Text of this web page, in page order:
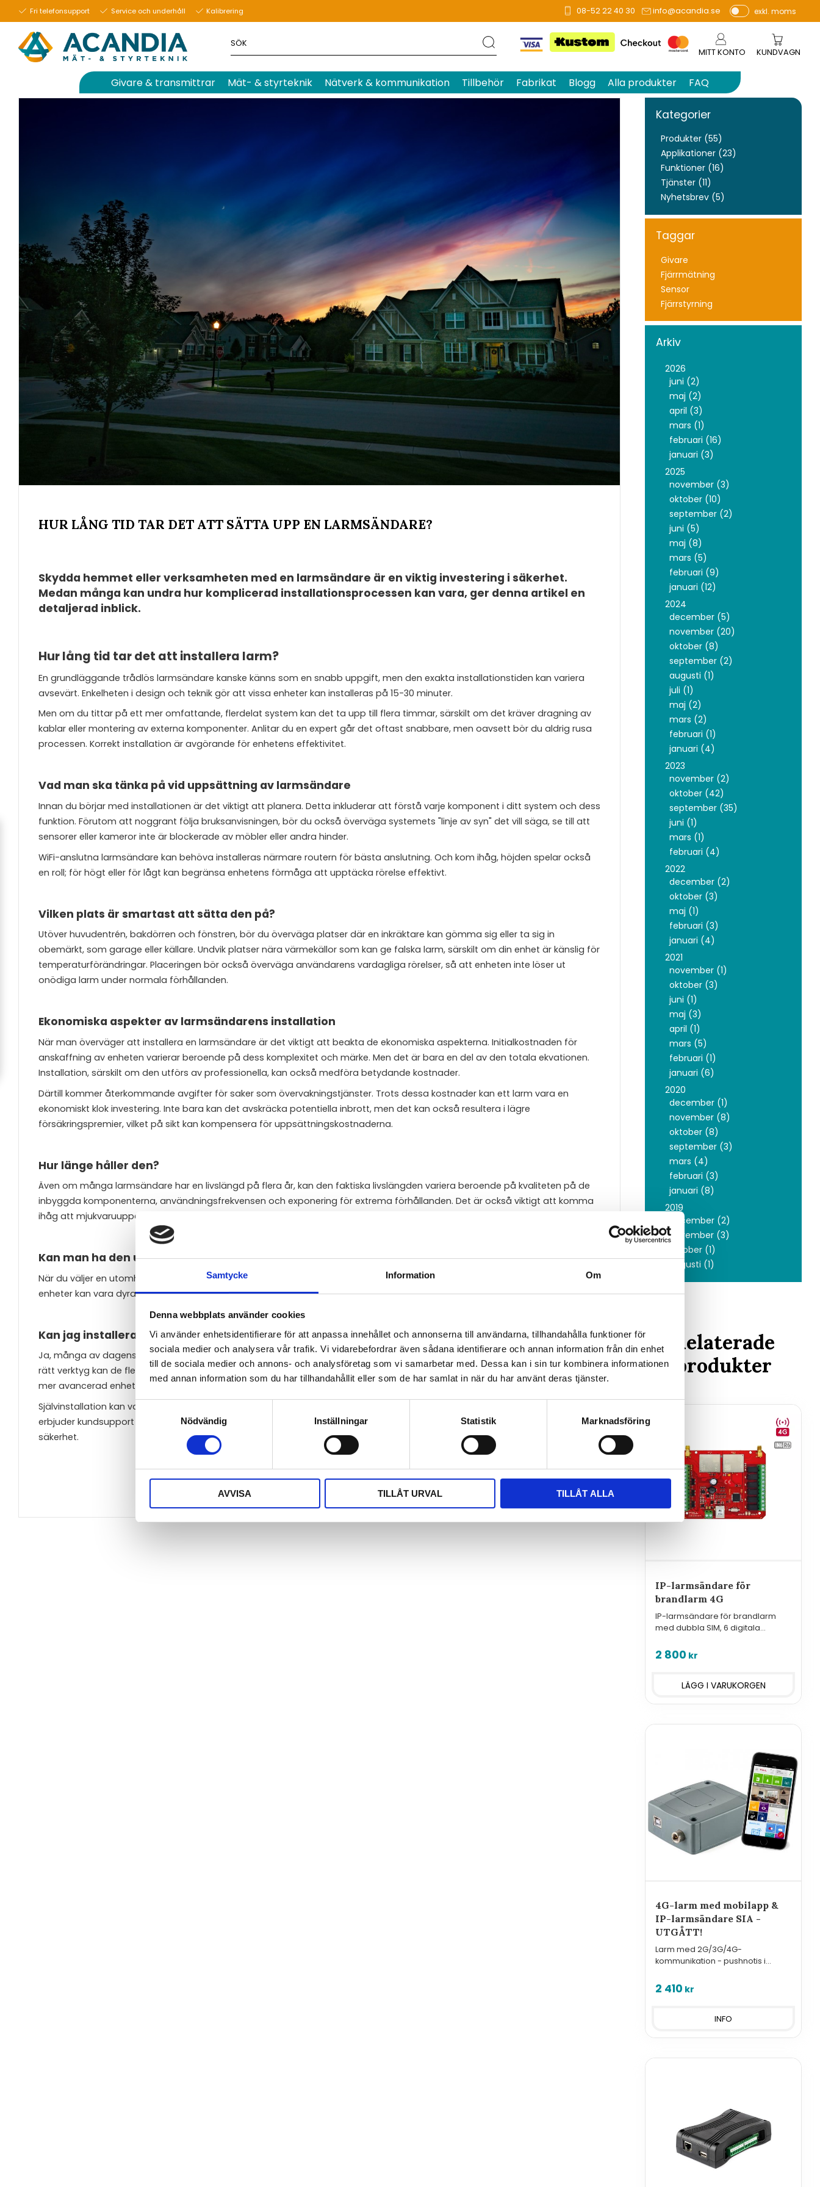
Samtycke Information Om
Denna webbplats använder cookies
Vi använder enhetsidentifierare för att anpassa innehållet och annonserna till användarna, tillhandahålla funktioner för
sociala medier och analysera vår trafik. Vi vidarebefordrar även sådana identifierare och annan information från din enhet
till de sociala medier och annons- och analysföretag som vi samarbetar med. Dessa kan i sin tur kombinera informationen
med annan information som du har tillhandahållit eller som de har samlat in när du har använt deras tjänster.
Samtyckesval
Nödvändig
Inställningar Statistik Marknadsföring
AVVISA TILLÅT URVAL TILLÅT ALLA
Fri telefonsupport Service och underhåll Kalibrering 08-52 22 40 30 info@acandia.se
P
e
r
vi
exkl. moms
MITT KONTO KUNDVAGN
Givare & transmittrar Mät- & styrteknik Nätverk & kommunikation Tillbehör Fabrikat Blogg Alla produkter FAQ
HUR LÅNG TID TAR DET ATT SÄTTA UPP EN LARMSÄNDARE?
Skydda hemmet eller verksamheten med en larmsändare är en viktig investering i säkerhet.
Medan många kan undra hur komplicerad installationsprocessen kan vara, ger denna artikel en
detaljerad inblick.
Hur lång tid tar det att installera larm?
En grundläggande trådlös larmsändare kanske känns som en snabb uppgift, men den exakta installationstiden kan variera
avsevärt. Enkelheten i design och teknik gör att vissa enheter kan installeras på 15-30 minuter.
Men om du tittar på ett mer omfattande, flerdelat system kan det ta upp till flera timmar, särskilt om det kräver dragning av
kablar eller montering av externa komponenter. Anlitar du en expert går det oftast snabbare, men oavsett bör du aldrig rusa
processen. Korrekt installation är avgörande för enhetens effektivitet.
Vad man ska tänka på vid uppsättning av larmsändare
Innan du börjar med installationen är det viktigt att planera. Detta inkluderar att förstå varje komponent i ditt system och dess
funktion. Förutom att noggrant följa bruksanvisningen, bör du också överväga systemets "linje av syn" det vill säga, se till att
sensorer eller kameror inte är blockerade av möbler eller andra hinder.
WiFi-anslutna larmsändare kan behöva installeras närmare routern för bästa anslutning. Och kom ihåg, höjden spelar också
en roll; för högt eller för lågt kan begränsa enhetens förmåga att upptäcka rörelse effektivt.
Vilken plats är smartast att sätta den på?
Utöver huvudentrén, bakdörren och fönstren, bör du överväga platser där en inkräktare kan gömma sig eller ta sig in
obemärkt, som garage eller källare. Undvik platser nära värmekällor som kan ge falska larm, särskilt om din enhet är känslig för
temperaturförändringar. Placeringen bör också överväga användarens vardagliga rörelser, så att enheten inte löser ut
onödiga larm under normala förhållanden.
Ekonomiska aspekter av larmsändarens installation
När man överväger att installera en larmsändare är det viktigt att beakta de ekonomiska aspekterna. Initialkostnaden för
anskaffning av enheten varierar beroende på dess komplexitet och märke. Men det är bara en del av den totala ekvationen.
Installation, särskilt om den utförs av professionella, kan också medföra betydande kostnader.
Därtill kommer återkommande avgifter för saker som övervakningstjänster. Trots dessa kostnader kan ett larm vara en
ekonomiskt klok investering. Inte bara kan det avskräcka potentiella inbrott, men det kan också resultera i lägre
försäkringspremier, vilket på sikt kan kompensera för uppsättningskostnaderna.
Hur länge håller den?
Även om många larmsändare har en livslängd på flera år, kan den faktiska livslängden variera beroende på kvaliteten på de
inbyggda komponenterna, användningsfrekvensen och exponering för extrema förhållanden. Det är också viktigt att komma
ihåg att mjukvaruuppdateringar kan vara nödvändiga över tid för att bibehålla enhetens funktion och säkerhet.
Kan man ha den utomhus?
När du väljer en utomhusmodell, se till att enheten är IP-klassad, vilket indikerar dess tålighet mot damm och vatten. Dessa
enheter kan vara dyrare, men de är ofta byggda för att tåla svåra klimatförhållanden.
Kan jag installera den själv?
Ja, många av dagens larmsändare är designade för att vara "gör-det-själv"-vänliga. Med en tydlig instruktionsmanual och
rätt verktyg kan de flesta installera en larmsändare utan professionell hjälp. Men om du är osäker på processen eller har en
mer avancerad enhet kan det vara klokt att anlita en professionell installatör.
Självinstallation kan vara kostnadseffektivt, men om du inte är tekniskt kunnig kan det vara en utmaning. Vissa system
erbjuder kundsupport för DIY-installation, medan andra kan kräva professionell installation för optimal effektivitet och
säkerhet.
Kategorier
Produkter (55)
Applikationer (23)
Funktioner (16)
Tjänster (11)
Nyhetsbrev (5)
Taggar
Givare
Fjärrmätning
Sensor
Fjärrstyrning
Arkiv
2026
juni (2)
maj (2)
april (3)
mars (1)
februari (16)
januari (3)
2025
november (3)
oktober (10)
september (2)
juni (5)
maj (8)
mars (5)
februari (9)
januari (12)
2024
december (5)
november (20)
oktober (8)
september (2)
augusti (1)
juli (1)
maj (2)
mars (2)
februari (1)
januari (4)
2023
november (2)
oktober (42)
september (35)
juni (1)
mars (1)
februari (4)
2022
december (2)
oktober (3)
maj (1)
februari (3)
januari (4)
2021
november (1)
oktober (3)
juni (1)
maj (3)
april (1)
mars (5)
februari (1)
januari (6)
2020
december (1)
november (8)
oktober (8)
september (3)
mars (4)
februari (3)
januari (8)
2019
december (2)
november (3)
oktober (1)
augusti (1)
Relaterade
produkter
IP-larmsändare för
brandlarm 4G
IP-larmsändare för brandlarm
med dubbla SIM, 6 digitala
2 800 kr
4G-larm med mobilapp &
IP-larmsändare SIA -
UTGÅTT!
Larm med 2G/3G/4G-
kommunikation - pushnotis i
kommunikation med larmserver
(SIA). UTGÅTT!
2 410 kr
INFO